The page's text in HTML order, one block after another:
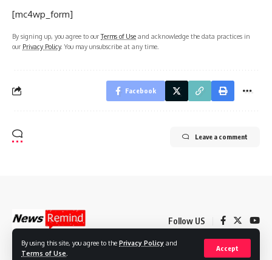
By using this site, you agree to the Privacy Policy and
Terms of Use
Accept
[mc4wp_form]
By signing up, you agree to ourTerms of Use and acknowledge the data practices in
our Privacy Policy. You may unsubscribe at any time.
Facebook
Leave a comment
Follow US
© 2022 Foxiz News Network. Ruby Design Company. All Rights Reserved.